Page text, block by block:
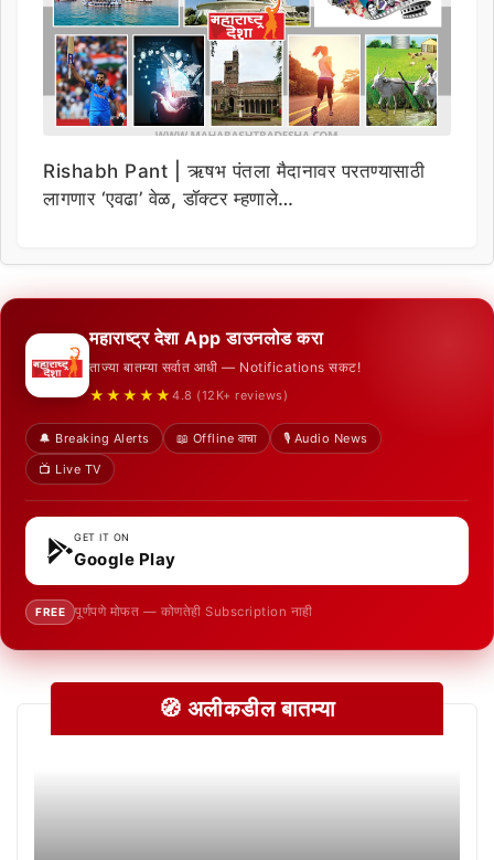
Rishabh Pant | ऋषभ पंतला मैदानावर परतण्यासाठी
लागणार ‘एवढा’ वेळ, डॉक्टर म्हणाले…
महाराष्ट्र देशा App डाउनलोड करा
ताज्या बातम्या सर्वात आधी — Notifications सकट!
★★★★★ 4.8 (12K+ reviews)
🔔 Breaking Alerts 📖 Offline वाचा
🎙️ Audio News
📺 Live TV
GET IT ON
Google Play
FREE पूर्णपणे मोफत — कोणतेही Subscription नाही
🧭 अलीकडील बातम्या